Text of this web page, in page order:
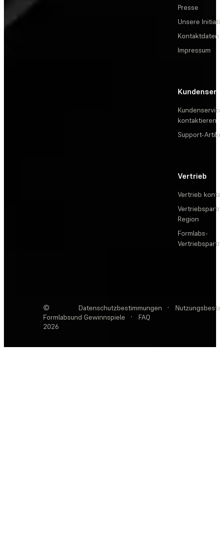
Presse
Unsere
Kontaktdaten
Impressum
kontaktieren
Support-
Vertrieb
Vertrieb
Region
Formlabs-
©
Formlabs
2026
Datenschutzbestimmungen ·
und Gewinnspiele
· FAQ